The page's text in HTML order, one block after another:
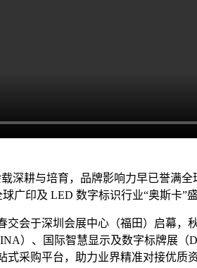
深耕与培育，品牌影响力早已誉满
广印及 LED 数字标识行业“奥斯卡”盛
会于深圳会展中心（福田）启幕，
）、国际智慧显示及数字标牌展
采购平台，助力业界精准对接优质